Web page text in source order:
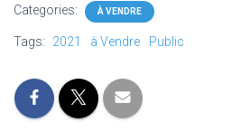
Categories: À VENDRE
Tags: 2021 à Vendre Public